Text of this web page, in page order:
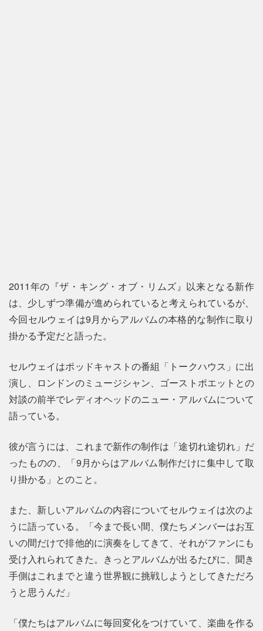
2011年の『ザ・キング・オブ・リムズ』以来となる新作
は、少しずつ準備が進められていると考えられているが、
今回セルウェイは9月からアルバムの本格的な制作に取り
掛かる予定だと語った。
セルウェイはポッドキャストの番組「トークハウス」に出
演し、ロンドンのミュージシャン、ゴーストポエットとの
対談の前半でレディオヘッドのニュー・アルバムについて
語っている。
彼が言うには、これまで新作の制作は「途切れ途切れ」だ
ったものの、「9月からはアルバム制作だけに集中して取
り掛かる」とのこと。
また、新しいアルバムの内容についてセルウェイは次のよ
うに語っている。「今まで長い間、僕たちメンバーはお互
いの間だけで排他的に演奏をしてきて、それがファンにも
受け入れられてきた。きっとアルバムが出るたびに、聞き
手側はこれまでと違う世界観に挑戦しようとしてきただろ
うと思うんだ」
「僕たちはアルバムに毎回変化をつけていて、楽曲を作る